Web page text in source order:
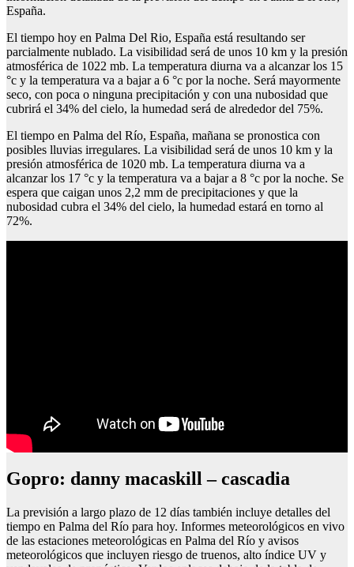
España.
El tiempo hoy en Palma Del Rio, España está resultando ser
parcialmente nublado. La visibilidad será de unos 10 km y la presión
atmosférica de 1022 mb. La temperatura diurna va a alcanzar los 15
°c y la temperatura va a bajar a 6 °c por la noche. Será mayormente
seco, con poca o ninguna precipitación y con una nubosidad que
cubrirá el 34% del cielo, la humedad será de alrededor del 75%.
El tiempo en Palma del Río, España, mañana se pronostica con
posibles lluvias irregulares. La visibilidad será de unos 10 km y la
presión atmosférica de 1020 mb. La temperatura diurna va a
alcanzar los 17 °c y la temperatura va a bajar a 8 °c por la noche. Se
espera que caigan unos 2,2 mm de precipitaciones y que la
nubosidad cubra el 34% del cielo, la humedad estará en torno al
72%.
Gopro: danny macaskill – cascadia
La previsión a largo plazo de 12 días también incluye detalles del
tiempo en Palma del Río para hoy. Informes meteorológicos en vivo
de las estaciones meteorológicas en Palma del Río y avisos
meteorológicos que incluyen riesgo de truenos, alto índice UV y